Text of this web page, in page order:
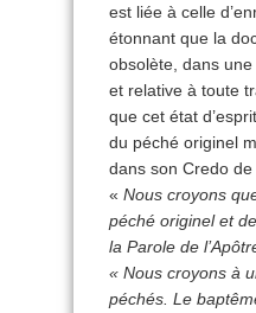
est liée à celle
étonnant que la
obsolète, dans
et relative à toute
que cet état
du péché originel
dans son Credo de
« Nous croyons
péché originel et
la Parole de
« Nous croyons à
péchés. Le